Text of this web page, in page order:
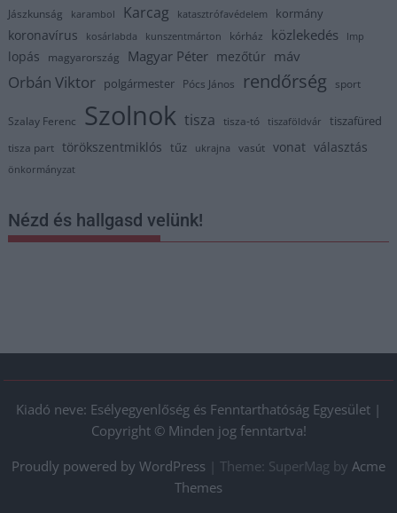
Jászkunság karambol Karcag katasztrófavédelem kormány
koronavírus kosárlabda kunszentmárton kórház közlekedés lmp
lopás magyarország Magyar Péter mezőtúr máv
Orbán Viktor polgármester Pócs János rendőrség sport
Szalay Ferenc Szolnok tisza tisza-tó tiszaföldvár tiszafüred
tisza part törökszentmiklós tűz ukrajna vasút vonat választás
önkormányzat
Nézd és hallgasd velünk!
Kiadó neve: Esélyegyenlőség és Fenntarthatóság Egyesület |
Copyright © Minden jog fenntartva!
Proudly powered by WordPress
Theme: SuperMag by Acme
Themes